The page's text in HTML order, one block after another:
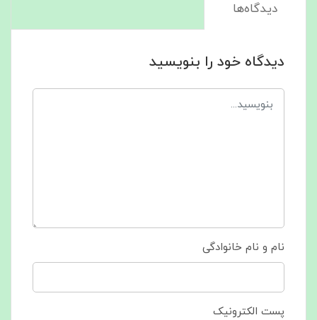
دیدگاه‌ها
دیدگاه خود را بنویسید
نام و نام خانوادگی
پست الکترونیک